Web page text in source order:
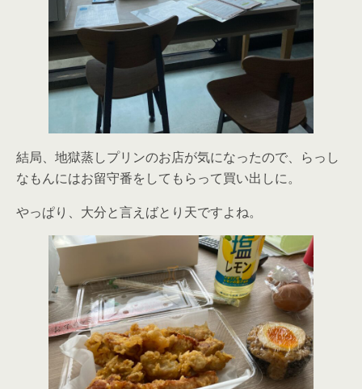
結局、地獄蒸しプリンのお店が気になったので、らっし
なもんにはお留守番をしてもらって買い出しに。
やっぱり、大分と言えばとり天ですよね。